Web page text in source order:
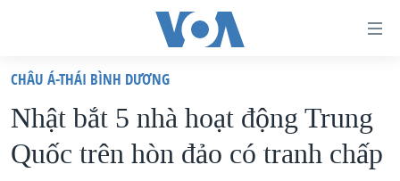
truy
cập
Tới
VIỆT NAM
HOA KỲ
CHÂU Á-THÁI BÌNH DƯƠNG
Nhật bắt 5 nhà hoạt động Trung
Quốc trên hòn đảo có tranh chấp